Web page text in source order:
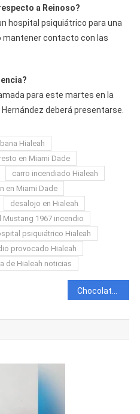
a Reinoso?
hospital psiquiátrico para una
mantener contacto con las
para este martes en la
deberá presentarse.
Hialeah
en Miami Dade
carro incendiado Hialeah
en Miami Dade
desalojo en Hialeah
Mustang 1967 incendio
psiquiátrico Hialeah
provocado Hialeah
de Hialeah noticias
Chocolate MC asegura que cayó preso por un plan de 6ix9ine y su exnovia Yelena, quienes ahora están juntos